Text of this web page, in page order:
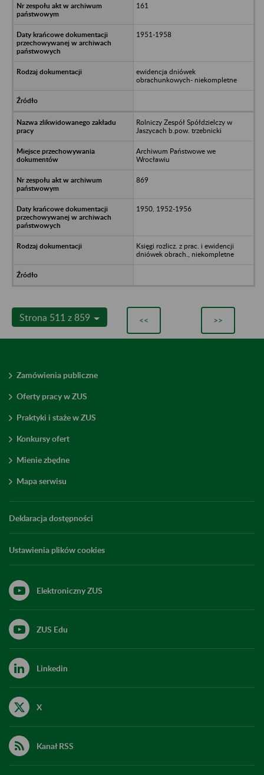
161
1951-1958
ewidencja dniówek
obrachunkowych- niekompletne
Rolniczy Zespół Spółdzielczy w
Jaszycach b.pow. trzebnicki
Archiwum Państwowe we
Wrocławiu
869
1950, 1952-1956
Księgi rozlicz. z prac. i ewidencji
dniówek obrach., niekompletne
Strona 511 z 859 << >>
Zamówienia publiczne
Oferty pracy w ZUS
Praktyki i staże w ZUS
Konkursy ofert
Mienie zbędne
Mapa serwisu
Deklaracja dostępności
Ustawienia plików cookies
Elektroniczny ZUS
ZUS Edu
Linkedin
X
Kanał RSS